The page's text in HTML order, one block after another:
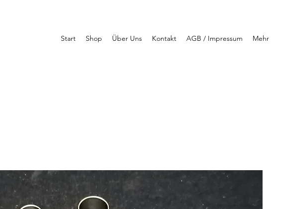
Start Shop Über Uns Kontakt AGB / Impressum Mehr